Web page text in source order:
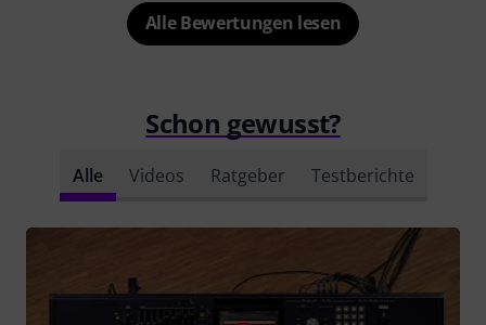
Alle Bewertungen lesen
Schon gewusst?
Alle Videos Ratgeber Testberichte